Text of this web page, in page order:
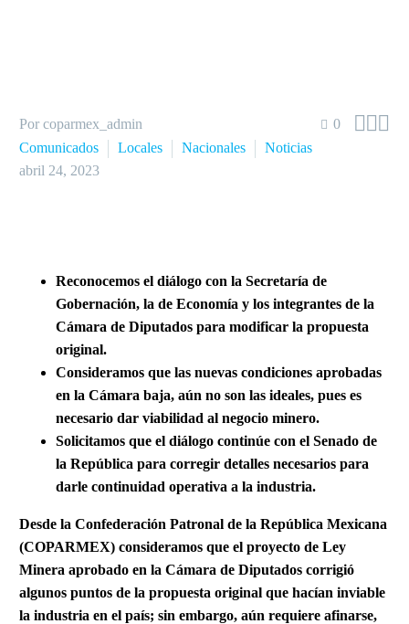
0 
Por coparmex_admin
Comunicados
Locales Nacionales
Noticias
abril 24, 2023
Reconocemos el diálogo con la Secretaría de
Gobernación, la de Economía y los integrantes de la
Cámara de Diputados para modificar la propuesta
original.
Consideramos que las nuevas condiciones aprobadas
en la Cámara baja, aún no son las ideales, pues es
necesario dar viabilidad al negocio minero.
Solicitamos que el diálogo continúe con el Senado de
la República para corregir detalles necesarios para
darle continuidad operativa a la industria.
Desde la Confederación Patronal de la República Mexicana
(COPARMEX) consideramos que el proyecto de Ley
Minera aprobado en la Cámara de Diputados corrigió
algunos puntos de la propuesta original que hacían inviable
la industria en el país; sin embargo, aún requiere afinarse,